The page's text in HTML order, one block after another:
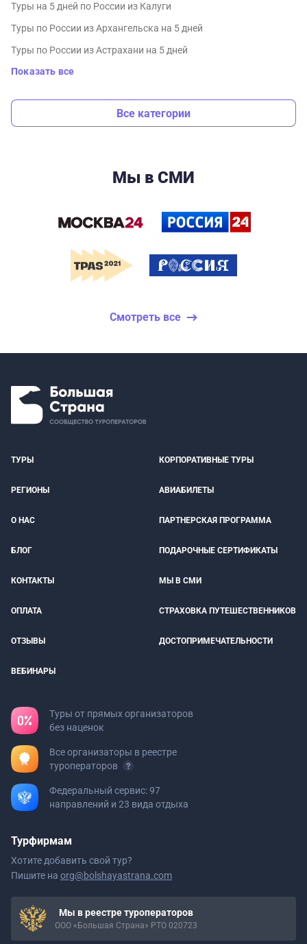
Туры на 5 дней по России из Калуги
Туры по России из Архангельска на 5 дней
Туры по России из Астрахани на 5 дней
Показать все
Все категории
Мы в СМИ
Смотреть все
ТУРЫ КОРПОРАТИВНЫЕ ТУРЫ
РЕГИОНЫ АВИАБИЛЕТЫ
О НАС ПАРТНЕРСКАЯ ПРОГРАММА
БЛОГ ПОДАРОЧНЫЕ СЕРТИФИКАТЫ
КОНТАКТЫ МЫ В СМИ
ОПЛАТА СТРАХОВКА ПУТЕШЕСТВЕННИКОВ
ОТЗЫВЫ ДОСТОПРИМЕЧАТЕЛЬНОСТИ
ВЕБИНАРЫ
Туры от прямых организаторов
без наценок
Все организаторы в реестре
туроператоров
Федеральный сервис: 97
направлений и 23 вида отдыха
Турфирмам
Хотите добавить свой тур?
Пишите на org@bolshayastrana.com
Мы в реестре туроператоров
ООО «Большая Страна» РТО 020723